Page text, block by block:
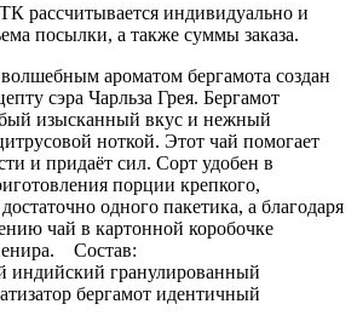
рассчитывается индивидуально и
посылки, а также суммы заказа.
ароматом бергамота создан
сэра Чарльза Грея. Бергамот
изысканный вкус и нежный
ноткой. Этот чай помогает
и придаёт сил. Сорт удобен в
порции крепкого,
одного пакетика, а благодаря
чай в картонной коробочке
Состав:
индийский гранулированный
бергамот идентичный